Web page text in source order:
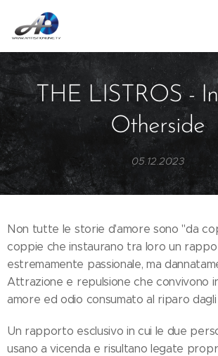
THE LISTROS -
Otherside
05.12.2023
Non tutte le storie d'amore sono "da
coppie che instaurano tra loro un
estremamente passionale, ma
Attrazione e repulsione che convivono
amore ed odio consumato al riparo
Un rapporto esclusivo in cui le due
usano a vicenda e risultano legate